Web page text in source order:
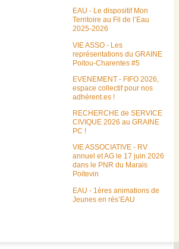
EAU - Le dispositif Mon
Territoire au Fil de l’Eau
2025-2026
VIE ASSO - Les
représentations du GRAINE
Poitou-Charentes #5
EVENEMENT - FIFO 2026,
espace collectif pour nos
adhérent.es !
RECHERCHE de SERVICE
CIVIQUE 2026 au GRAINE
PC !
VIE ASSOCIATIVE - RV
annuel et AG le 17 juin 2026
dans le PNR du Marais
Poitevin
EAU - 1ères animations de
Jeunes en rés’EAU